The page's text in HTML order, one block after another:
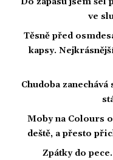
ve
Těsně před
kapsy.
Chudoba
Moby na Colours
deště, a přesto
Zpátky do